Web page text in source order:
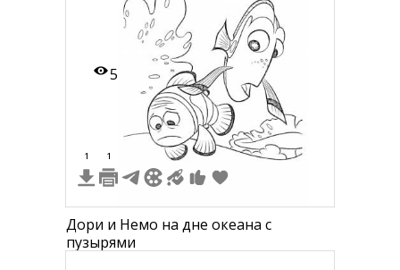
5
1 1
Дори и Немо на дне океана с
пузырями